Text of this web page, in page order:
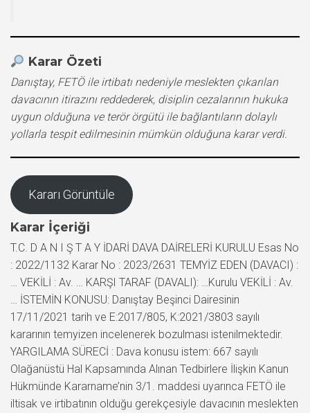
Karar Özeti
Danıştay, FETÖ ile irtibatı nedeniyle meslekten çıkarılan
davacının itirazını reddederek, disiplin cezalarının hukuka
uygun olduğuna ve terör örgütü ile bağlantıların dolaylı
yollarla tespit edilmesinin mümkün olduğuna karar verdi.
Kararı Görüntüle
Karar İçeriği
T.C. D A N I Ş T A Y İDARİ DAVA DAİRELERİ KURULU Esas No
: 2022/1132 Karar No : 2023/2631 TEMYİZ EDEN (DAVACI) :
… VEKİLİ : Av. … KARŞI TARAF (DAVALI): …Kurulu VEKİLİ : Av.
… İSTEMİN KONUSU: Danıştay Beşinci Dairesinin
17/11/2021 tarih ve E:2017/805, K:2021/3803 sayılı
kararının temyizen incelenerek bozulması istenilmektedir.
YARGILAMA SÜRECİ : Dava konusu istem: 667 sayılı
Olağanüstü Hal Kapsamında Alınan Tedbirlere İlişkin Kanun
Hükmünde Kararname’nin 3/1. maddesi uyarınca FETÖ ile
iltisak ve irtibatının olduğu gerekçesiyle davacının meslekten